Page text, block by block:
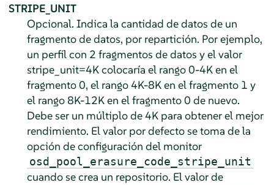
STRIPE_UNIT
Opcional. Indica la cantidad de datos de un
fragmento de datos, por repartición. Por ejemplo,
un perfil con 2 fragmentos de datos y el valor
stripe_unit=4K colocaría el rango 0-4K en el
fragmento 0, el rango 4K-8K en el fragmento 1 y
el rango 8K-12K en el fragmento 0 de nuevo.
Debe ser un múltiplo de 4K para obtener el mejor
rendimiento. El valor por defecto se toma de la
opción de configuración del monitor
osd_pool_erasure_code_stripe_unit
cuando se crea un repositorio. El valor de